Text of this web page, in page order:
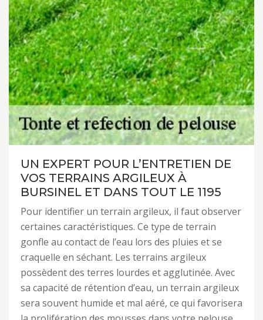
UN EXPERT POUR L’ENTRETIEN DE
VOS TERRAINS ARGILEUX À
BURSINEL ET DANS TOUT LE 1195
Pour identifier un terrain argileux, il faut observer
certaines caractéristiques. Ce type de terrain
gonfle au contact de l’eau lors des pluies et se
craquelle en séchant. Les terrains argileux
possèdent des terres lourdes et agglutinée. Avec
sa capacité de rétention d’eau, un terrain argileux
sera souvent humide et mal aéré, ce qui favorisera